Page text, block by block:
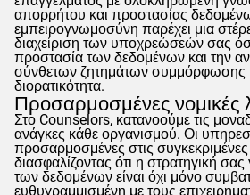
απορρήτου και προστασίας
εμπειρογνωμοσύνη παρέχει μια
διαχείριση των υποχρεώσεών σας
προστασία των δεδομένων και την
σύνθετων ζητημάτων συμμόρφωσης
διορατικότητα.
Προσαρμοσμένες νομικές
Στο Counselors, κατανοούμε τις
ανάγκες κάθε οργανισμού. Οι
προσαρμοσμένες στις
διασφαλίζοντας ότι η στρατηγική
των δεδομένων είναι όχι μόνο
ευθυγραμμισμένη με τους